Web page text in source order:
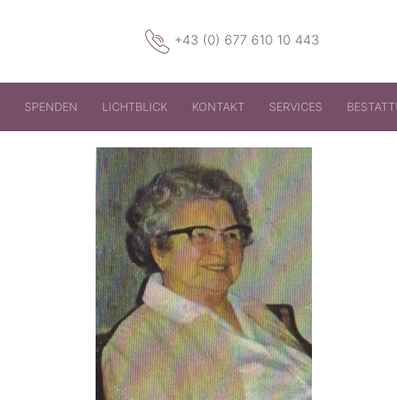
+43 (0) 677 610 10 443
SPENDEN LICHTBLICK KONTAKT SERVICES